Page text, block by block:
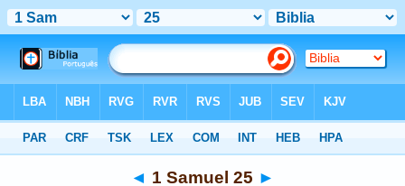
◄ 1 Samuel 25 ►